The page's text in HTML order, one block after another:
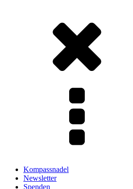
Kompassnadel
Newsletter
Spenden